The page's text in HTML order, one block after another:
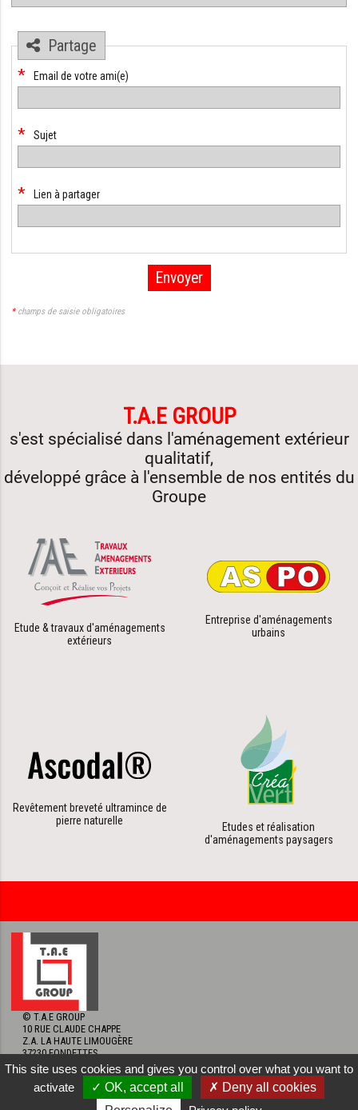
Partage
Champ
obligatoire
Email de votre ami(e)
*
Champ
obligatoire
Sujet
*
Champ
obligatoire
Lien à partager
*
Envoyer
*champs de saisie obligatoires
T.A.E GROUP
s'est spécialisé dans l'aménagement extérieur
qualitatif,
développé grâce à l'ensemble de nos entités du
Groupe
Etude & travaux d'aménagements
extérieurs
Entreprise d'aménagements
urbains
Revêtement breveté ultramince de
pierre naturelle
Etudes et réalisation
d'aménagements paysagers
© T.A.E GROUP
10 RUE CLAUDE CHAPPE
Z.A. LA HAUTE LIMOUGÈRE
37230 FONDETTES
TÉL. 02 47 39 99 84
FACEBOOK
37 - TRAVAUX
This site uses cookies and gives you control over what you want to
activate
✓ OK, accept all
✗ Deny all cookies